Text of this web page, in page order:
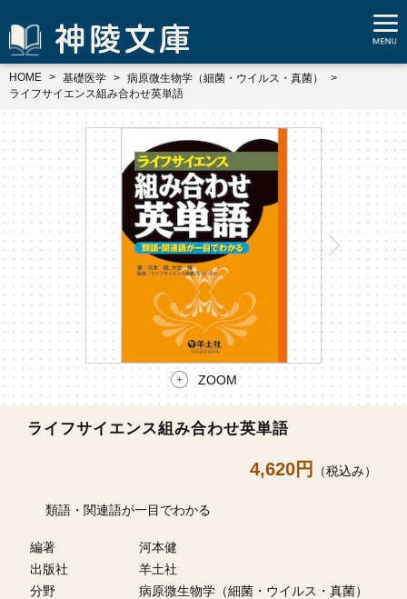
HOME 基礎医学
病原微生物学（細菌・ウイルス・真菌）
ライフサイエンス組み合わせ英単語
ZOOM
ライフサイエンス組み合わせ英単語
4,620円 （税込み）
類語・関連語が一目でわかる
編著
河本健
出版社
羊土社
分野
病原微生物学（細菌・ウイルス・真菌）